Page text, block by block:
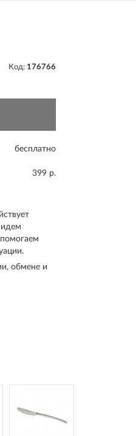
Код: 176766
бесплатно
399 р.
идем
обмене и